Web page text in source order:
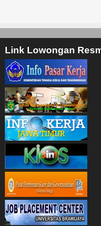
Link Lowongan